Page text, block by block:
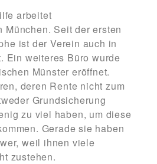
arbeitet
Seit der ersten
ist der Verein auch in
Ein weiteres Büro wurde
Münster eröffnet.
deren Rente nicht zum
Grundsicherung
zu viel haben, um diese
Gerade sie haben
weil ihnen viele
zustehen.